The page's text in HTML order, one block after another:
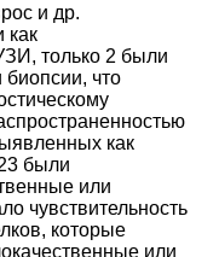
и др.
как
только 2 были
что
как
были
или
чувствительность
которые
или